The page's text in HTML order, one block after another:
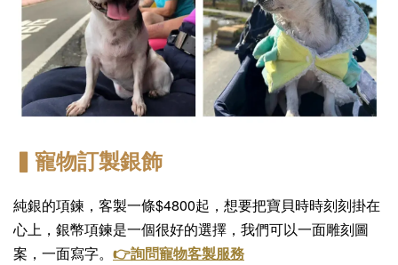
▍寵物訂製銀飾
純銀的項鍊，客製一條$4800起，想要把寶貝時時刻刻掛在
心上，銀幣項鍊是一個很好的選擇，我們可以一面雕刻圖
案，一面寫字。 👉詢問寵物客製服務